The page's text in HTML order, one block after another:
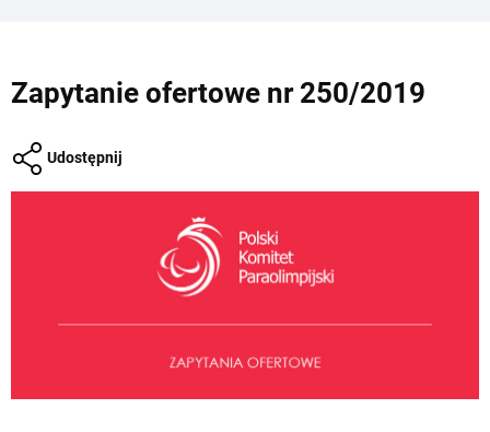
Zapytanie ofertowe nr 250/2019
Udostępnij